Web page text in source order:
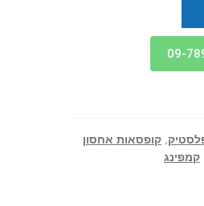
,קופסאות אחסון
קמפינג